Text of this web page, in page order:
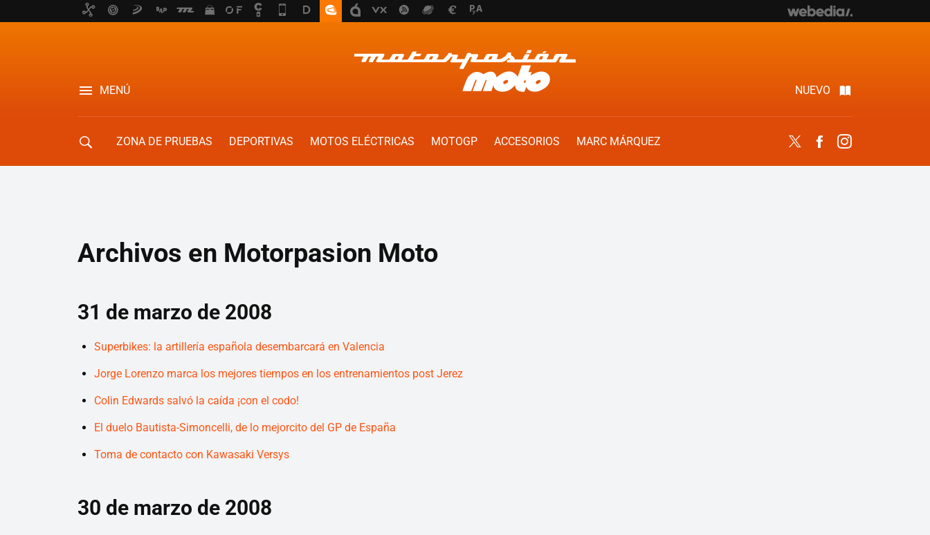
MENÚ NUEVO
ZONA DE PRUEBAS DEPORTIVAS MOTOS ELÉCTRICAS MOTOGP ACCESORIOS
MARC MÁRQUEZ
Twitter Facebook
Archivos en Motorpasion Moto
31 de marzo de 2008
Superbikes: la artillería española desembarcará en Valencia
Jorge Lorenzo marca los mejores tiempos en los entrenamientos post Jerez
Colin Edwards salvó la caída ¡con el codo!
El duelo Bautista-Simoncelli, de lo mejorcito del GP de España
Toma de contacto con Kawasaki Versys
30 de marzo de 2008